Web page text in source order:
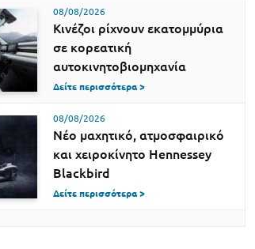
08/08/2026
Κινέζοι ρίχνουν εκατομμύρια
σε κορεατική
αυτοκινητοβιομηχανία
Δείτε περισσότερα >
08/08/2026
Νέο μαχητικό, ατμοσφαιρικό
και χειροκίνητο Hennessey
Blackbird
Δείτε περισσότερα >